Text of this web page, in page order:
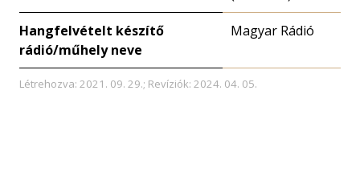
Hangfelvételt készítő
rádió/műhely neve
Magyar Rádió
Létrehozva: 2021. 09. 29.; Revíziók: 2024. 04. 05.